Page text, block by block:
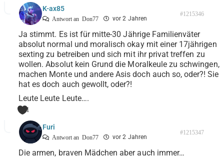
K-ax85
Antwort an Don77 vor 2 Jahren
#1215346
Ja stimmt. Es ist für mitte-30 Jährige Familienväter
absolut normal und moralisch okay mit einer 17jährigen
sexting zu betreiben und sich mit ihr privat treffen zu
wollen. Absolut kein Grund die Moralkeule zu schwingen,
machen Monte und andere Asis doch auch so, oder?! Sie
hat es doch auch gewollt, oder?!
Leute Leute Leute….
1
Furi
Antwort an Don77 vor 2 Jahren
#1215347
Die armen, braven Mädchen aber auch immer…